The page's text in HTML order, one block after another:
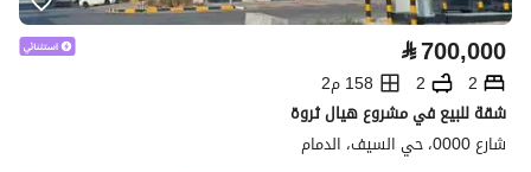
⃁700,000
2
2
158 م2
شقة للبيع في مشروع هيال ثروة
شارع 0000، حي السيف، الدمام